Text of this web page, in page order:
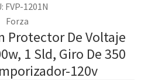
FVP-1201N
Forza
Protector De Voltaje
1 Sld, Giro De 350
120v